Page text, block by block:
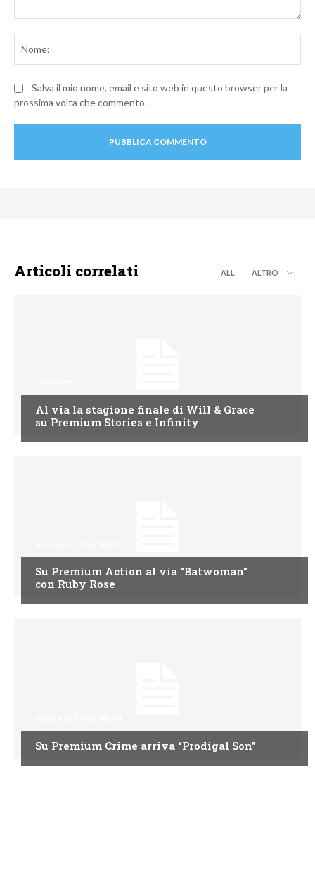
Salva il mio nome, email e sito web in questo browser per la
prossima volta che commento.
Articoli correlati ALL ALTRO
Al via la stagione finale di Will & Grace
su Premium Stories e Infinity
Su Premium Action al via “Batwoman”
con Ruby Rose
Su Premium Crime arriva “Prodigal Son”